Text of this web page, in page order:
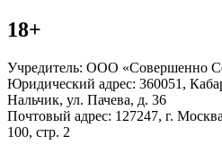
18+
Учредитель: ООО «Совершенно
Юридический адрес: 360051,
Нальчик, ул. Пачева, д. 36
Почтовый адрес: 127247, г.
100, стр. 2